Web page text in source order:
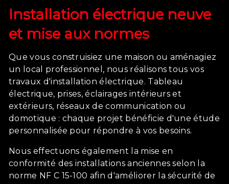
Installation électrique neuve
et mise aux normes
Que vous construisiez une maison ou aménagiez
un local professionnel, nous réalisons tous vos
travaux d'installation électrique. Tableau
électrique, prises, éclairages intérieurs et
extérieurs, réseaux de communication ou
domotique : chaque projet bénéficie d'une étude
personnalisée pour répondre à vos besoins.
Nous effectuons également la mise en
conformité des installations anciennes selon la
norme NF C 15-100 afin d'améliorer la sécurité de